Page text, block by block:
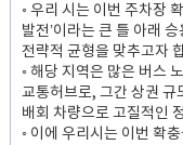
◦ 우리 시는 이번 주차장
발전’이라는 큰 틀 아래
전략적 균형을 맞추고자
◦ 해당 지역은 많은 버스
교통허브로, 그간 상권 규
배회 차량으로 고질적인
◦ 이에 우리시는 이번 확